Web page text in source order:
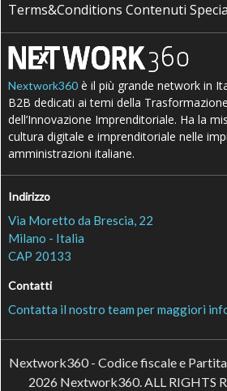
Terms&Conditions Contenuti
Nextwork360 è il più grande network in
B2B dedicati ai temi della
dell’Innovazione Imprenditoriale. Ha la
cultura digitale e imprenditoriale nelle
amministrazioni italiane.
Indirizzo
Via Moretto da Brescia, 22
Milano - Italia
CAP 20133
Contatti
Contatta il nostro team per maggiori
Nextwork360 - Codice fiscale e
2026 Nextwork360. ALL RIGHTS